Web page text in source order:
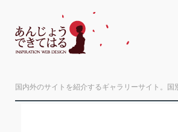
国内外のサイトを紹介するギャラリーサイト。国